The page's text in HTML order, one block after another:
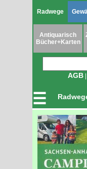
Radwege
Antiquarisch
Bücher+Karten
AGB |
☰